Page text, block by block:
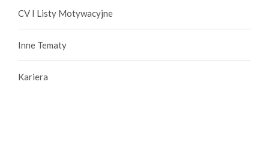
CV I Listy Motywacyjne
Inne Tematy
Kariera